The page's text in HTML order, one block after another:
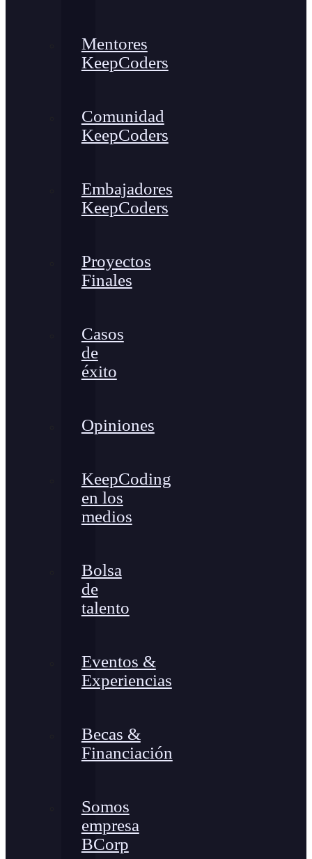
Mentores
KeepCoders
Comunidad
KeepCoders
Embajadores
KeepCoders
Proyectos
Finales
Casos
de
éxito
Opiniones
KeepCoding
en los
medios
Bolsa
de
talento
Eventos &
Experiencias
Becas &
Financiación
Somos
empresa
BCorp